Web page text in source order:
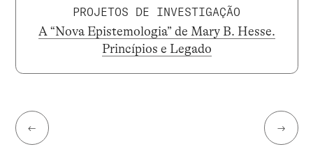
PROJETOS DE INVESTIGAÇÃO
A “Nova Epistemologia” de Mary B. Hesse.
Princípios e Legado
← →